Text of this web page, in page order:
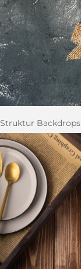
Struktur Backdrops